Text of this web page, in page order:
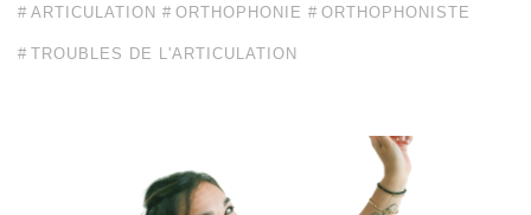
ARTICULATION ORTHOPHONIE ORTHOPHONISTE
TROUBLES DE L'ARTICULATION